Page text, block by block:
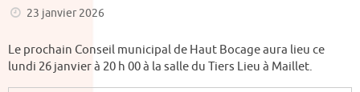
23 janvier 2026
Le prochain Conseil municipal de Haut Bocage aura lieu ce
lundi 26 janvier à 20 h 00 à la salle du Tiers Lieu à Maillet.